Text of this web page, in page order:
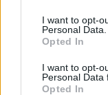
I want to opt-
Personal Data.
Opted In
I want to opt-
Personal Data
Opted In
Deputados
Sinfónica
certame